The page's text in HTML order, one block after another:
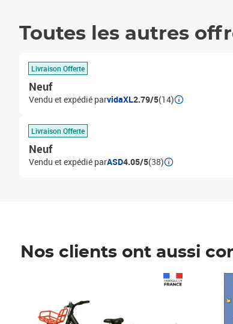
Toutes les autres
Livraison Offerte
Neuf
Vendu et expédié parvidaXL2.79/5(14)
Livraison Offerte
Neuf
Vendu et expédié parASD4.05/5(38)
Nos clients ont aussi
Prix